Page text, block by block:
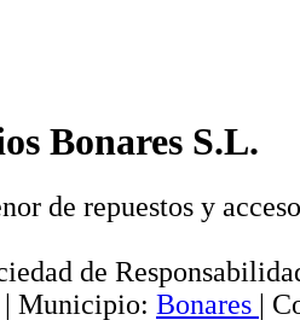
Bonares S.L.
de repuestos y
de
| Municipio: Bonares |